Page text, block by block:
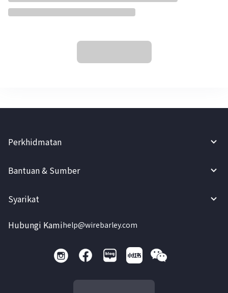
Perkhidmatan
Bantuan & Sumber
Syarikat
Hubungi Kamihelp@wirebarley.com